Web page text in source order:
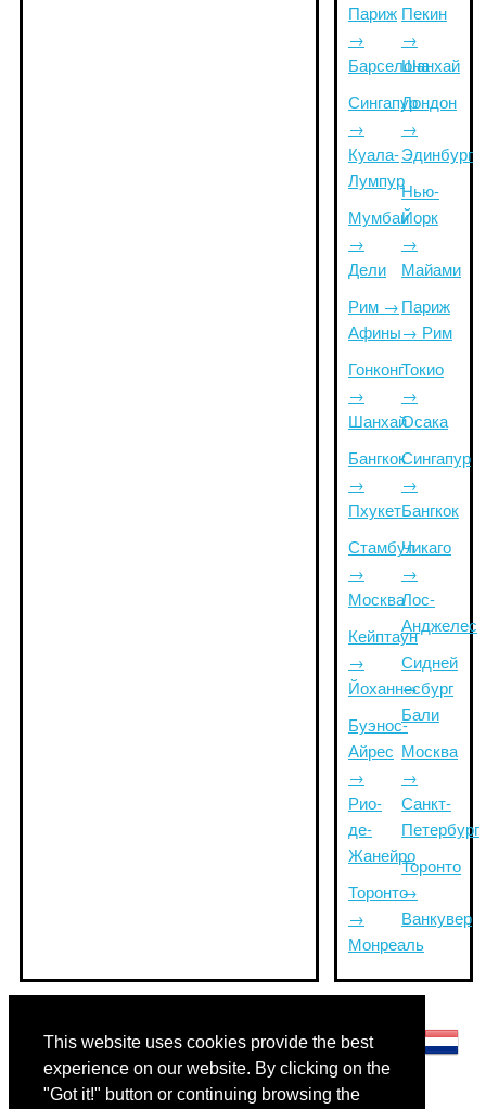
This website uses cookies provide the best
experience on our website. By clicking on the
"Got it!" button or continuing browsing the
Париж
→
Барселона
Сингапур
→
Куала-
Лумпур
Мумбаи
→
Дели
Рим →
Афины
Гонконг
→
Шанхай
Бангкок
→
Пхукет
Стамбул
→
Москва
Кейптаун
→
Йоханнесбург
Буэнос-
Айрес
→
Рио-
де-
Жанейро
Торонто
→
Монреаль
Пекин
→
Шанхай
Лондон
→
Эдинбург
Нью-
Йорк
→
Майами
Париж
→ Рим
Токио
→
Осака
Сингапур
→
Бангкок
Чикаго
→
Лос-
Анджелес
Сидней
→
Бали
Москва
→
Санкт-
Петербург
Торонто
→
Ванкувер